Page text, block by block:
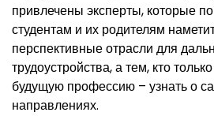
привлечены эксперты, которые
студентам и их родителям
перспективные отрасли для
трудоустройства, а тем, кто
будущую профессию – узнать о
направлениях.